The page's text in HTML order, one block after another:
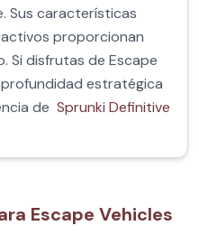
Sus características
proporcionan
Si disfrutas de Escape
estratégica
de Sprunki Definitive
Escape Vehicles